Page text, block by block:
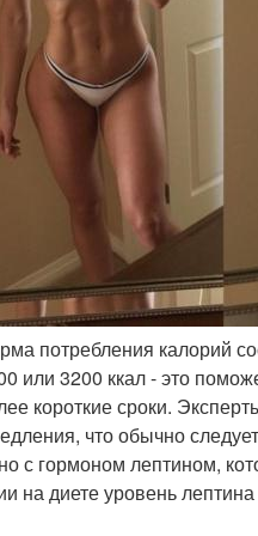
потребления калорий
или 3200 ккал - это
короткие сроки.
что обычно
с гормоном лептином,
на диете уровень